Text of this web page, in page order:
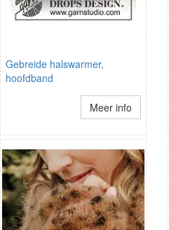
Gebreide halswarmer,
hoofdband
Meer info